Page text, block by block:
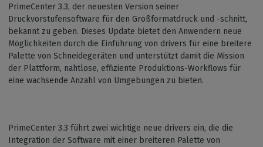
PrimeCenter 3.3, der neuesten Version seiner
Druckvorstufensoftware für den Großformatdruck und -schnitt,
bekannt zu geben. Dieses Update bietet den Anwendern neue
Möglichkeiten durch die Einführung von drivers für eine breitere
Palette von Schneidegeräten und unterstützt damit die Mission
der Plattform, nahtlose, effiziente Produktions-Workflows für
eine wachsende Anzahl von Umgebungen zu bieten.
PrimeCenter 3.3 führt zwei wichtige neue drivers ein, die die
Integration der Software mit einer breiteren Palette von